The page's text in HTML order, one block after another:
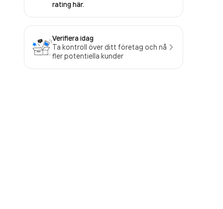
rating här.
Verifiera idag
Ta kontroll över ditt företag och nå
fler potentiella kunder